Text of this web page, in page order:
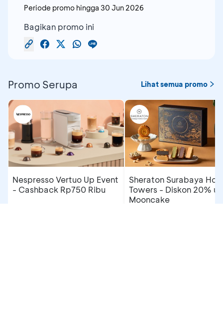
Periode promo hingga 30 Jun 2026
Bagikan promo ini
Promo Serupa Lihat semua promo
Nespresso Vertuo Up Event
- Cashback Rp750 Ribu
Sheraton Surabaya
Towers - Diskon 20%
Mooncake